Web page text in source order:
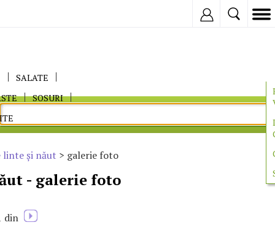
SALATE
SOSURI
linte şi năut > galerie foto
- galerie foto
din